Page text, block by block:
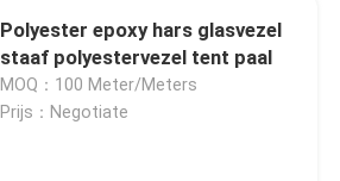
Polyester epoxy hars glasvezel
staaf polyestervezel tent paal
MOQ：100 Meter/Meters
Prijs：Negotiate